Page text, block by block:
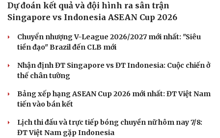
Tư vấn
Săn Tour
Câu chuyện thời sự
Kể chuyện cho bé
Dự đoán kết quả và đội hình ra sân trận
Singapore vs Indonesia ASEAN Cup 2026
Chuyển nhượng V-League 2026/2027 mới nhất: "Siêu
tiền đạo" Brazil đến CLB mới
Nhận định ĐT Singapore vs ĐT Indonesia: Cuộc chiến ở
thế chân tường
Bảng xếp hạng ASEAN Cup 2026 mới nhất: ĐT Việt Nam
tiến vào bán kết
Lịch thi đấu và trực tiếp bóng chuyền nữ hôm nay 7/8:
ĐT Việt Nam gặp Indonesia